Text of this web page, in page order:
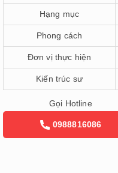
Hạng mục
Phong cách
Đơn vị thực hiện
Kiến trúc sư
Gọi Hotline
0988816086